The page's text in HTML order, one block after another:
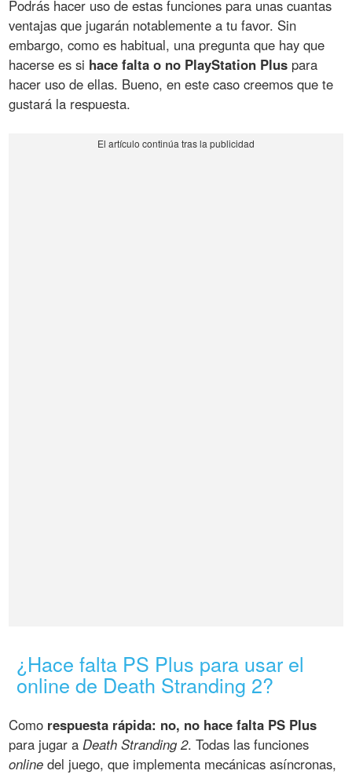
Podrás hacer uso de estas funciones para unas cuantas
ventajas que jugarán notablemente a tu favor. Sin
embargo, como es habitual, una pregunta que hay que
hacerse es si hace falta o no PlayStation Plus para
hacer uso de ellas. Bueno, en este caso creemos que te
gustará la respuesta.
¿Hace falta PS Plus para usar el
online de Death Stranding 2?
Como respuesta rápida: no, no hace falta PS Plus
para jugar aDeath Stranding 2. Todas las funciones
online del juego, que implementa mecánicas asíncronas,